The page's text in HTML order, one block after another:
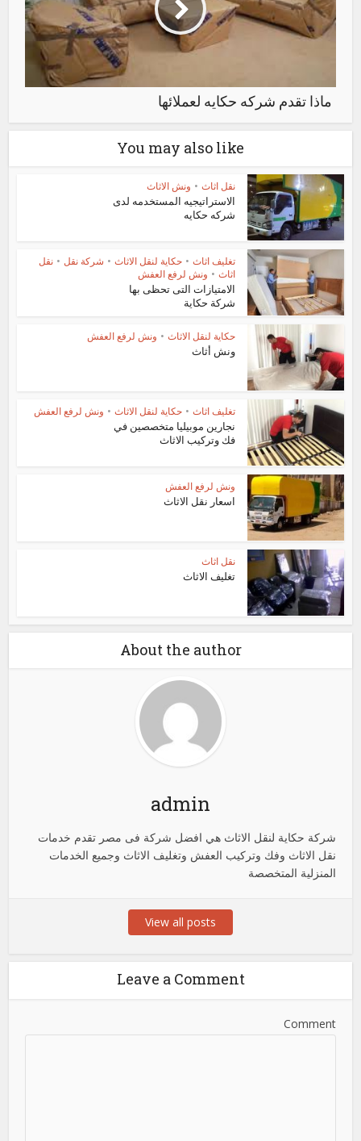
ماذا تقدم شركه حكايه لعملائها
You may also like
نقل اثاث • ونش الاثاث
الاستراتيجيه المستخدمه لدى
شركه حكايه
تغليف اثاث • حكاية لنقل الاثاث • شركة نقل • نقل
اثاث • ونش لرفع العفش
الامتيازات التى تحظى بها
شركة حكاية
حكاية لنقل الاثاث • ونش لرفع العفش
ونش أثاث
تغليف اثاث • حكاية لنقل الاثاث • ونش لرفع العفش
نجارين موبيليا متخصصين في
فك وتركيب الاثاث
ونش لرفع العفش
اسعار نقل الاثاث
نقل اثاث
تغليف الاثاث
About the author
admin
شركة حكاية لنقل الاثاث هي افضل شركة فى مصر تقدم خدمات
نقل الاثاث وفك وتركيب العفش وتغليف الاثاث وجميع الخدمات
المنزلية المتخصصة
View all posts
Leave a Comment
Comment